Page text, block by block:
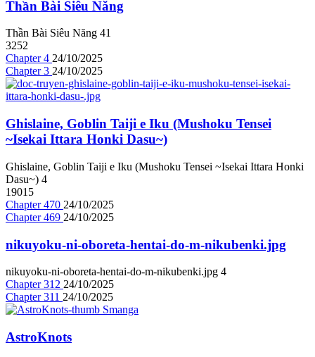
Thần Bài Siêu Năng
Thần Bài Siêu Năng 41
3252
Chapter 4 24/10/2025
Chapter 3 24/10/2025
Ghislaine, Goblin Taiji e Iku (Mushoku Tensei
~Isekai Ittara Honki Dasu~)
Ghislaine, Goblin Taiji e Iku (Mushoku Tensei ~Isekai Ittara Honki
Dasu~) 4
19015
Chapter 470 24/10/2025
Chapter 469 24/10/2025
nikuyoku-ni-oboreta-hentai-do-m-nikubenki.jpg
nikuyoku-ni-oboreta-hentai-do-m-nikubenki.jpg 4
Chapter 312 24/10/2025
Chapter 311 24/10/2025
AstroKnots